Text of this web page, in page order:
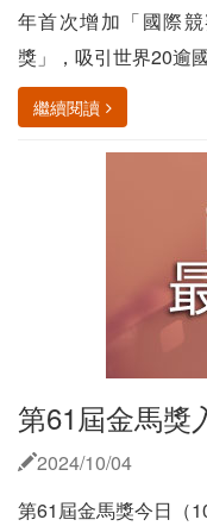
年首次增加「國際
獎」，吸引世界20逾
繼續閱讀
第61屆金馬獎
2024/10/04
第61屆金馬獎今日（